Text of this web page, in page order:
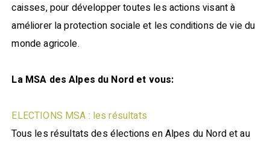
caisses, pour développer toutes les actions visant à
améliorer la protection sociale et les conditions de vie du
monde agricole.
La MSA des Alpes du Nord et vous:
ELECTIONS MSA : les résultats
Tous les résultats des élections en Alpes du Nord et au